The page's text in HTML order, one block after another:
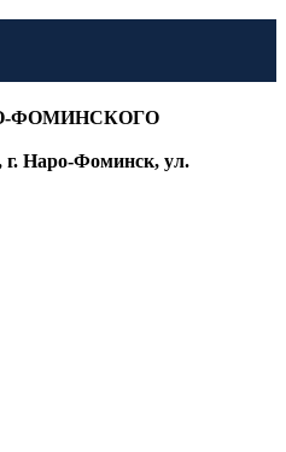
ФОМИНСКОГО
г. Наро-Фоминск, ул.